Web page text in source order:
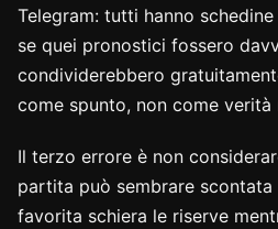
Telegram: tutti hanno
se quei pronostici fossero
condividerebbero
come spunto, non come verità
Il terzo errore è non
partita può sembrare scontata
favorita schiera le riserve